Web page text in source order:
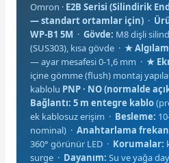
Omron · E2B Serisi (Silindirik
— standart ortamlar için) ·
WP-B1 5M · Gövde: M8 dişli
(SUS303), kısa gövde · ★
— ayar mesafesi 0-1,6 mm · ★
içine gömme (flush) montaj
kablolu PNP · NO (normalde
Bağlantı: 5 m entegre kablo
ek kablosuz erişim · Besleme:
nominal) · Anahtarlama
360° görünür LED · Korumalar:
surge · Dayanım: Su ve yağa